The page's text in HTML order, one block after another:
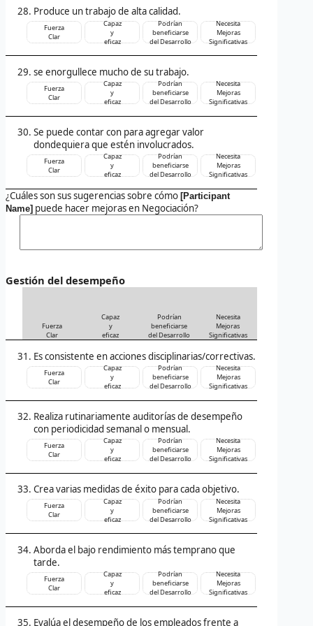
Produce un trabajo de alta calidad.
Fuerza
Clar
Capaz
y
eficaz
Podrían
beneficiarse
del Desarrollo
Necesita
Mejoras
Significativas
se enorgullece mucho de su trabajo.
Fuerza
Clar
Capaz
y
eficaz
Podrían
beneficiarse
del Desarrollo
Necesita
Mejoras
Significativas
Se puede contar con para agregar valor
dondequiera que estén involucrados.
Fuerza
Clar
Capaz
y
eficaz
Podrían
beneficiarse
del Desarrollo
Necesita
Mejoras
Significativas
¿Cuáles son sus sugerencias sobre cómo [Participant
Name] puede hacer mejoras en Negociación?
Gestión del desempeño
Fuerza
Clar
Capaz
y
eficaz
Podrían
beneficiarse
del Desarrollo
Necesita
Mejoras
Significativas
Es consistente en acciones disciplinarias/correctivas.
Fuerza
Clar
Capaz
y
eficaz
Podrían
beneficiarse
del Desarrollo
Necesita
Mejoras
Significativas
Realiza rutinariamente auditorías de desempeño
con periodicidad semanal o mensual.
Fuerza
Clar
Capaz
y
eficaz
Podrían
beneficiarse
del Desarrollo
Necesita
Mejoras
Significativas
Crea varias medidas de éxito para cada objetivo.
Fuerza
Clar
Capaz
y
eficaz
Podrían
beneficiarse
del Desarrollo
Necesita
Mejoras
Significativas
Aborda el bajo rendimiento más temprano que
tarde.
Fuerza
Clar
Capaz
y
eficaz
Podrían
beneficiarse
del Desarrollo
Necesita
Mejoras
Significativas
Evalúa el desempeño de los empleados frente a